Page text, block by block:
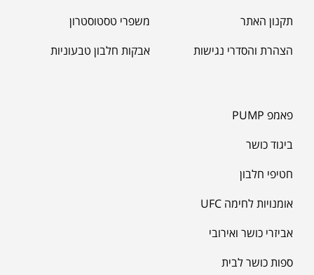
תקנון האתר
הצהרת והסדרי נגישות
משפרי טסטוסטרון
אבקות חלבון טבעוניות
פאמפ PUMP
ביגוד כושר
חטיפי חלבון
אומנויות לחימה UFC
אביזרי כושר ואירובי
ספות כושר לבית